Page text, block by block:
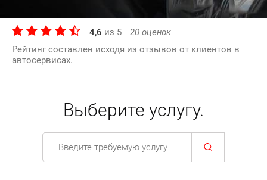
4,6 из 5 20 оценок
Рейтинг составлен исходя из отзывов от клиентов в
автосервисах.
Выберите услугу.